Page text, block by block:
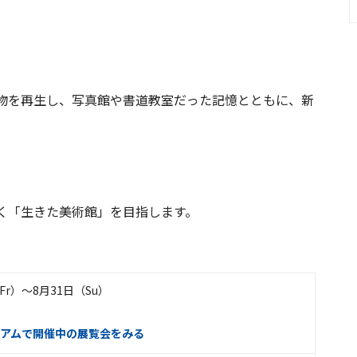
再生し、写真館や書道教室だった記憶とともに、新
生きた美術館」を目指します。
）〜8月31日（Su）
ムで開催中の展覧会をみる